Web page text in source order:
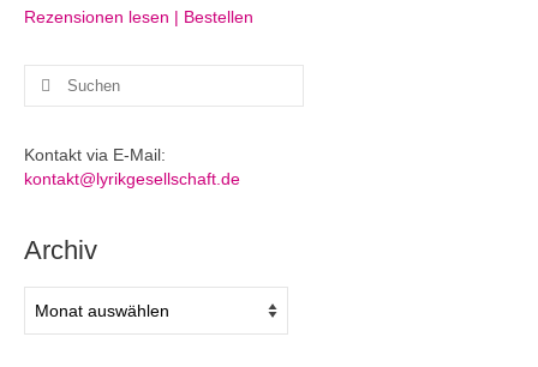
Rezensionen lesen | Bestellen
Suchen
Kontakt via E-Mail:
kontakt@lyrikgesellschaft.de
Archiv